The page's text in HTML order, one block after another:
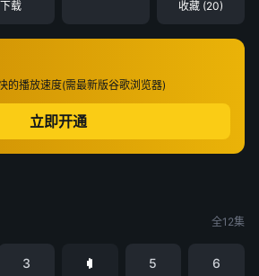
下载
收藏 (20)
的播放速度(需最新版谷歌浏览器)
立即开通
全12集
3 5 6